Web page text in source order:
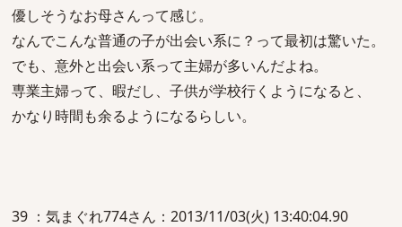
優しそうなお母さんって感じ。
なんでこんな普通の子が出会い系に？って最初は驚いた。
でも、意外と出会い系って主婦が多いんだよね。
専業主婦って、暇だし、子供が学校行くようになると、
かなり時間も余るようになるらしい。
39 ：気まぐれ774さん：2013/11/03(火) 13:40:04.90